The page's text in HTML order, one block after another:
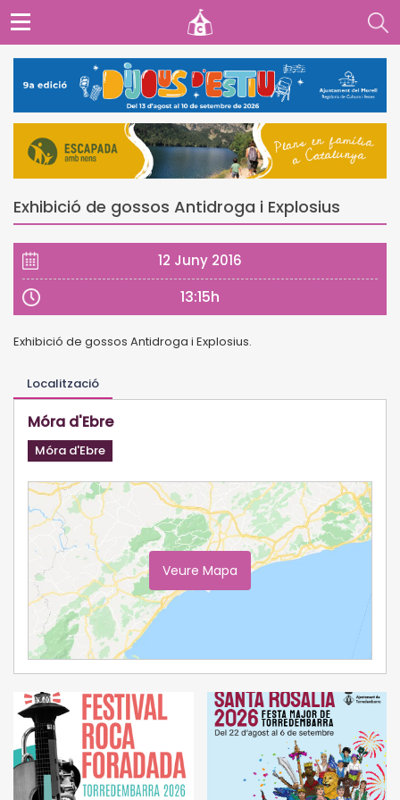
Exhibició de gossos Antidroga i Explosius
12 Juny 2016
13:15h
Exhibició de gossos Antidroga i Explosius.
Localització
Móra d'Ebre
Móra d'Ebre
Veure Mapa